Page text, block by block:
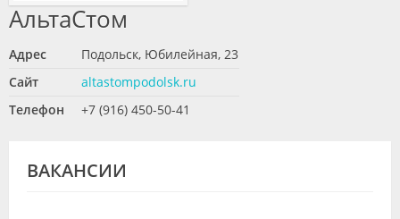
Видео
Форум
Клиники
Галерея
АльтаСтом
Адрес
Подольск, Юбилейная, 23
Сайт
altastompodolsk.ru
Телефон
+7 (916) 450-50-41
ВАКАНСИИ